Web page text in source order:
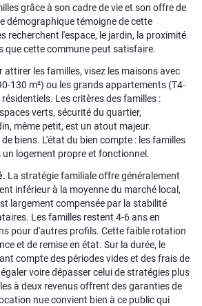
grâce à son cadre de vie et son offre de
démographique témoigne de cette
recherchent l'espace, le jardin, la proximité
que cette commune peut satisfaire.
attirer les familles, visez les maisons avec
130 m²) ou les grands appartements (T4-
Les critères des familles :
verts, sécurité du quartier,
même petit, est un atout majeur.
biens. L'état du bien compte : les familles
logement propre et fonctionnel.
La stratégie familiale offre généralement
inférieur à la moyenne du marché local,
largement compensée par la stabilité
Les familles restent 4-6 ans en
pour d'autres profils. Cette faible rotation
et de remise en état. Sur la durée, le
compte des périodes vides et des frais de
voire dépasser celui de stratégies plus
à deux revenus offrent des garanties de
nue convient bien à ce public qui